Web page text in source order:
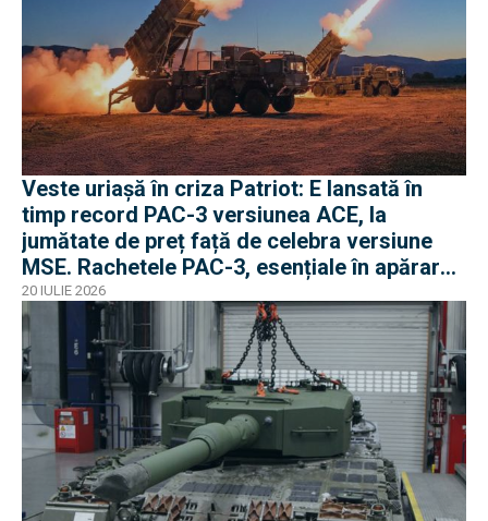
Veste uriașă în criza Patriot: E lansată în
timp record PAC-3 versiunea ACE, la
jumătate de preț față de celebra versiune
MSE. Rachetele PAC-3, esențiale în apărarea
antibalistică
20 IULIE 2026